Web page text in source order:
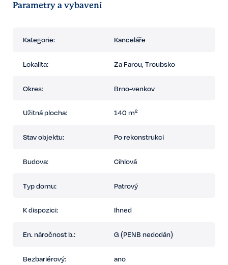
- moderní sociální zázemí a kuchyňka
- parkovací stání v areálu
- výborná dostupnost: rychlé napojení na Brno a hlavní tahy,
Pro více informací mě neváhejte kontaktovat.
Parametry a vybavení
Kategorie: Kanceláře
Lokalita: Za Farou, Troubsko
Okres: Brno-venkov
Užitná plocha: 140 m²
Stav objektu: Po rekonstrukci
Budova: Cihlová
Typ domu: Patrový
K dispozici: Ihned
En. náročnost b.: G (PENB nedodán)
Bezbariérový: ano